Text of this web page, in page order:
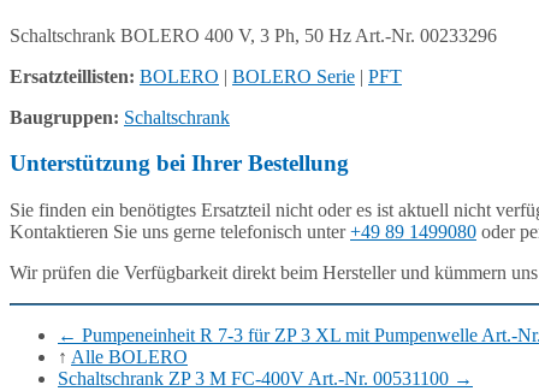
Schaltschrank BOLERO 400 V, 3 Ph, 50 Hz Art.-Nr. 00233296
Ersatzteillisten: BOLERO | BOLERO Serie | PFT
Baugruppen: Schaltschrank
Unterstützung bei Ihrer Bestellung
Sie finden ein benötigtes Ersatzteil nicht oder es ist aktuell nicht
Kontaktieren Sie uns gerne telefonisch unter+49 89 1499080 oder
Wir prüfen die Verfügbarkeit direkt beim Hersteller und kümmern
← Pumpeneinheit R 7-3 für ZP 3 XL mit Pumpenwelle Art.-
↑ Alle BOLERO
Schaltschrank ZP 3 M FC-400V Art.-Nr. 00531100 →